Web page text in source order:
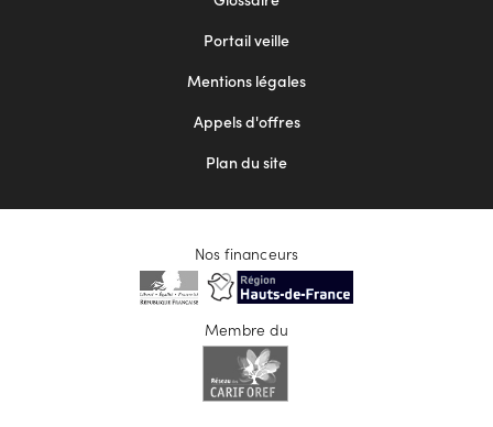
Portail veille
Mentions légales
Appels d'offres
Plan du site
Nos financeurs
Membre du